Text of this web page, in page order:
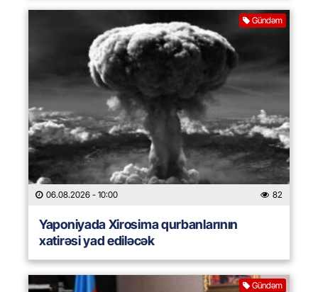
Gündəm
06.08.2026 - 10:00 82
Yaponiyada Xirosima qurbanlarının
xatirəsi yad ediləcək
Gündəm